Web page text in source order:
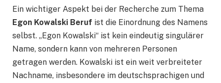
Ein wichtiger Aspekt bei der Recherche zum Thema
Egon Kowalski Beruf ist die Einordnung des Namens
selbst. „Egon Kowalski“ ist kein eindeutig singulärer
Name, sondern kann von mehreren Personen
getragen werden. Kowalski ist ein weit verbreiteter
Nachname, insbesondere im deutschsprachigen und